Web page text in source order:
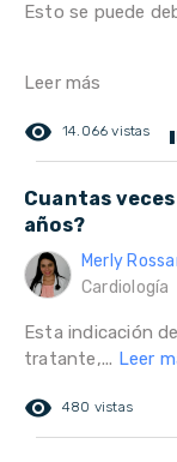
Esto se puede
Leer más
remove_red_eye 14.066 vistas
Cuantas
años?
Merly
Cardiología
Esta indicación
tratante,... Leer
remove_red_eye 480 vistas